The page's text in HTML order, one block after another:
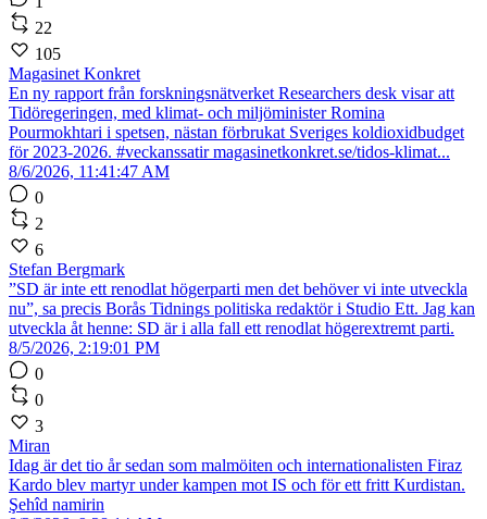
22
105
Magasinet Konkret
En ny rapport från forskningsnätverket Researchers desk visar att
Tidöregeringen, med klimat- och miljöminister Romina
Pourmokhtari i spetsen, nästan förbrukat Sveriges koldioxidbudget
för 2023-2026. #veckanssatir magasinetkonkret.se/tidos-klimat...
8/6/2026, 11:41:47 AM
0
2
6
Stefan Bergmark
”SD är inte ett renodlat högerparti men det behöver vi inte utveckla
nu”, sa precis Borås Tidnings politiska redaktör i Studio Ett. Jag kan
utveckla åt henne: SD är i alla fall ett renodlat högerextremt parti.
8/5/2026, 2:19:01 PM
0
0
3
Miran
Idag är det tio år sedan som malmöiten och internationalisten Firaz
Kardo blev martyr under kampen mot IS och för ett fritt Kurdistan.
Şehîd namirin